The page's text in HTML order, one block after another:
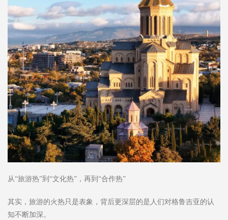
从“旅游热”到“文化热”，再到“合作热”
其实，旅游的火热只是表象，背后更深层的是人们对格鲁吉亚的认
知不断加深。